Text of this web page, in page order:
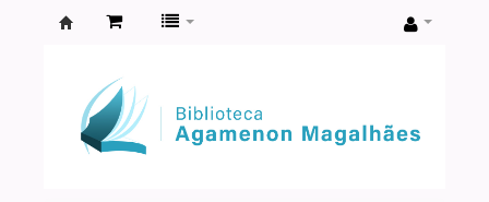
Agamenon
Magalhães